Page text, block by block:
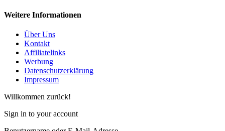
Weitere Informationen
Über Uns
Kontakt
Affiliatelinks
Werbung
Datenschutzerklärung
Impressum
Willkommen zurück!
Sign in to your account